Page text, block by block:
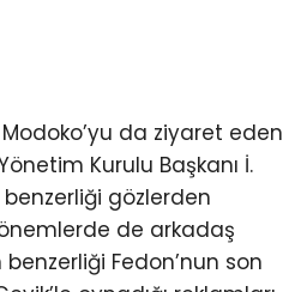
da ziyaret eden
Kurulu Başkanı İ.
benzerliği gözlerden
de arkadaş
Fedon’nun son